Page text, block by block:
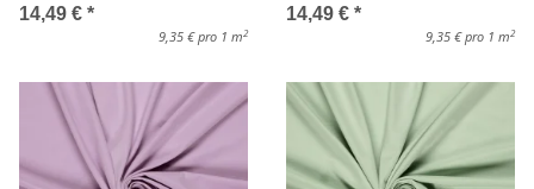
14,49 € *
9,35 € pro 1 m 2
14,49 € *
9,35 € pro 1 m 2